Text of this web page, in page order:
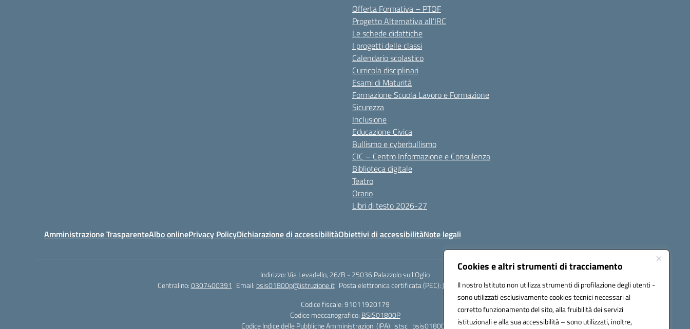
Cookies e altri strumenti di tracciamento
Il nostro Istituto non utilizza strumenti di profilazione degli utenti -
sono utilizzati esclusivamente cookies tecnici necessari al
corretto funzionamento del sito, alla fruibilità dei servizi
istituzionali e alla sua accessibilità – sono utilizzati, inoltre,
Offerta Formativa – PTOF
Progetto Alternativa all’IRC
Le schede didattiche
I progetti delle classi
Calendario scolastico
Curricola disciplinari
Esami di Maturità
Formazione Scuola Lavoro e Formazione
Sicurezza
Inclusione
Educazione Civica
Bullismo e cyberbullismo
CIC – Centro Informazione e Consulenza
Biblioteca digitale
Teatro
Orario
Libri di testo 2026-27
Amministrazione TrasparenteAlbo onlinePrivacy PolicyDichiarazione di accessibilitàObiettivi di accessibilitàNote legali
Indirizzo:Via Levadello, 26/B - 25036 Palazzolo sull'Oglio
Centralino:0307400391 Email: bsis01800p@istruzione.it Posta elettronica certificata (PEC): bsis01800p@pec.istruzione.it
Codice fiscale: 91011920179
Codice meccanografico: BSIS01800P
Codice Indice delle Pubbliche Amministrazioni (IPA): istsc_bsis01800p